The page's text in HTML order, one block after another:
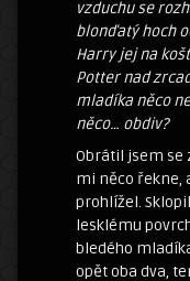
vzduchu se
blonďatý hoch
Harry jej na
Potter nad
mladíka něco
něco… obdiv?
Obrátil jsem se
mi něco řekne,
prohlížel.
lesklému
bledého
opět oba dva,